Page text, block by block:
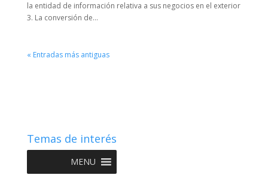
la entidad de información relativa a sus negocios en el exterior
3. La conversión de...
« Entradas más antiguas
Temas de interés
MENU